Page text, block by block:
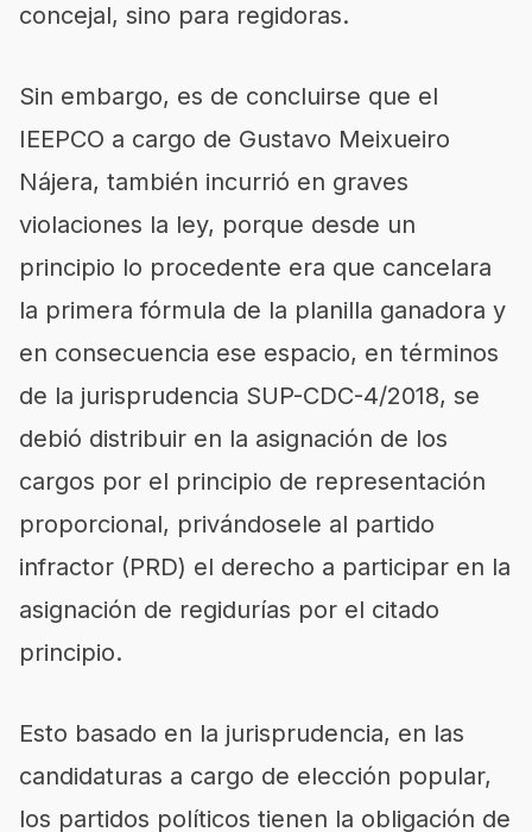
concejal, sino para regidoras.
Sin embargo, es de concluirse que el
IEEPCO a cargo de Gustavo Meixueiro
Nájera, también incurrió en graves
violaciones la ley, porque desde un
principio lo procedente era que cancelara
la primera fórmula de la planilla ganadora y
en consecuencia ese espacio, en términos
de la jurisprudencia SUP-CDC-4/2018, se
debió distribuir en la asignación de los
cargos por el principio de representación
proporcional, privándosele al partido
infractor (PRD) el derecho a participar en la
asignación de regidurías por el citado
principio.
Esto basado en la jurisprudencia, en las
candidaturas a cargo de elección popular,
los partidos políticos tienen la obligación de